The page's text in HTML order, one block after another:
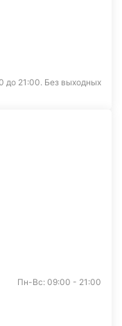
до 21:00. Без выходных
Пн-Вс: 09:00 - 21:00